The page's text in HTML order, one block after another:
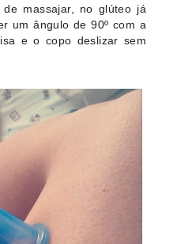
massajar, no glúteo já
um ângulo de 90º com a
e o copo deslizar sem